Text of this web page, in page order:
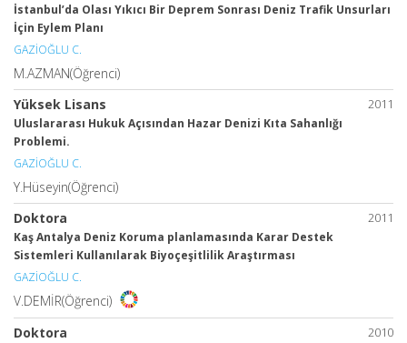
İstanbul’da Olası Yıkıcı Bir Deprem Sonrası Deniz Trafik Unsurları
İçin Eylem Planı
GAZİOĞLU C.
M.AZMAN(Öğrenci)
2011
Yüksek Lisans
Uluslararası Hukuk Açısından Hazar Denizi Kıta Sahanlığı
Problemi.
GAZİOĞLU C.
Y.Hüseyin(Öğrenci)
2011
Doktora
Kaş Antalya Deniz Koruma planlamasında Karar Destek
Sistemleri Kullanılarak Biyoçeşitlilik Araştırması
GAZİOĞLU C.
V.DEMİR(Öğrenci)
2010
Doktora